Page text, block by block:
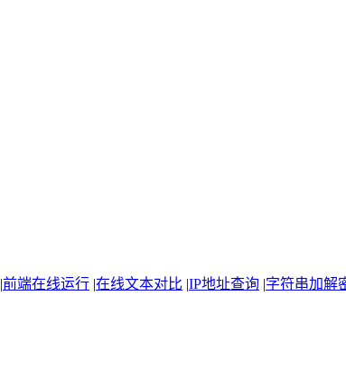
|前端在线运行 |在线文本对比 |IP地址查询 |字符串加解